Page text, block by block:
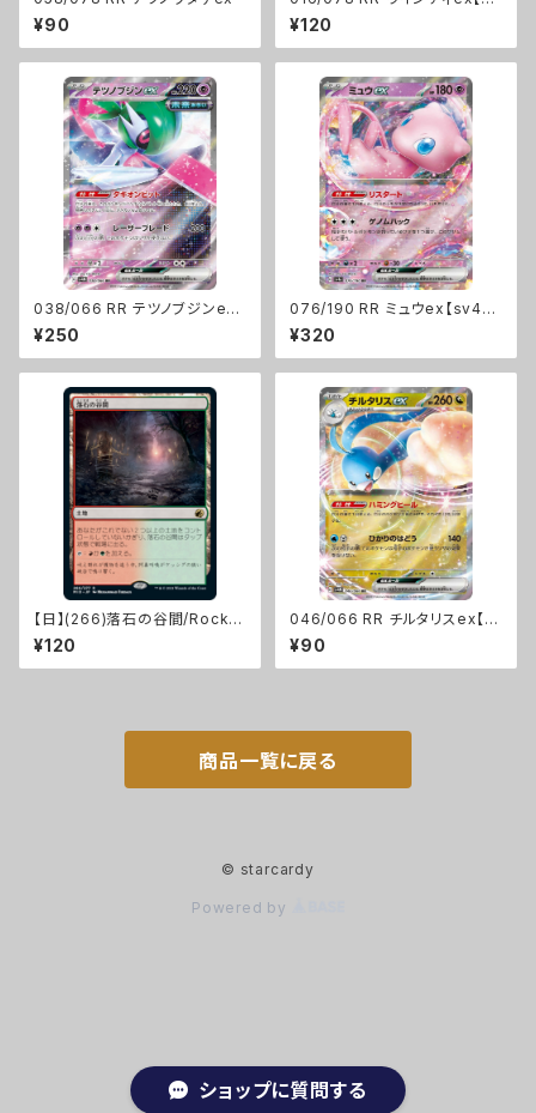
ショップに質問する
¥90
1V】[G]
¥120
038/066 RR テツノブジンex
【sv4M】Gレギュ
¥250
076/190 RR ミュウex【sv4a】
[G]
¥320
【日】(266)落石の谷間/Rockfa
ll Vale[MID]
¥120
046/066 RR チルタリスex【s
v4M】Gレギュ
¥90
商品一覧に戻る
© starcardy
Powered by